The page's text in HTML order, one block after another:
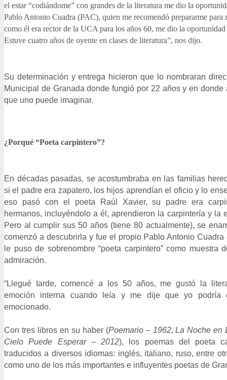
el estar “codiándome” con grandes de la literatura me dio la
Pablo Antonio Cuadra (PAC), quien me recomendó prepararme para
como él era rector de la UCA para los años 60, me dio la
Estuve cuatro años de oyente en clases de literatura”, nos dijo.
Su determinación y entrega hicieron que lo nombraran
Municipal de Granada donde fungió por 22 años y en donde
que uno puede imaginar.
¿Porqué “Poeta carpintero”?
En décadas pasadas, se acostumbraba en las familias
si el padre era zapatero, los hijos aprendían el oficio y lo
eso pasó con el poeta Raúl Xavier, su padre era
hermanos, incluyéndolo a él, aprendieron la carpintería y la
Pero al cumplir sus 50 años (tiene 80 actualmente), se
comenzó a descubrirla y fue el propio Pablo Antonio
le puso de sobrenombre “poeta carpintero” como muestra
admiración.
“Llegué tarde, comencé a los 50 años, me gustó la
emoción interna cuando leía y me dije que yo podría
emocionado.
Con tres libros en su haber (Poemario – 1962, La Noche en
Cielo Puede Esperar – 2012), los poemas del poeta
traducidos a diversos idiomas: inglés, italiano, ruso, entre
como uno de los más importantes e influyentes poetas de